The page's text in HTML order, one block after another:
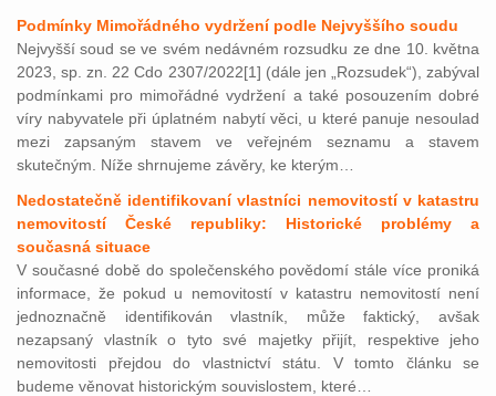
Podmínky Mimořádného vydržení podle Nejvyššího soudu
Nejvyšší soud se ve svém nedávném rozsudku ze dne 10. května
2023, sp. zn. 22 Cdo 2307/2022[1] (dále jen „Rozsudek“), zabýval
podmínkami pro mimořádné vydržení a také posouzením dobré
víry nabyvatele při úplatném nabytí věci, u které panuje nesoulad
mezi zapsaným stavem ve veřejném seznamu a stavem
skutečným. Níže shrnujeme závěry, ke kterým…
Nedostatečně identifikovaní vlastníci nemovitostí v katastru
nemovitostí České republiky: Historické problémy a
současná situace
V současné době do společenského povědomí stále více proniká
informace, že pokud u nemovitostí v katastru nemovitostí není
jednoznačně identifikován vlastník, může faktický, avšak
nezapsaný vlastník o tyto své majetky přijít, respektive jeho
nemovitosti přejdou do vlastnictví státu. V tomto článku se
budeme věnovat historickým souvislostem, které…